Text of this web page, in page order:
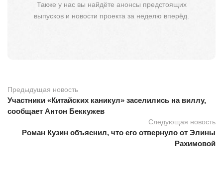
Также у нас вы найдёте анонсы предстоящих
выпусков и новости проекта за неделю вперёд.
Предыдущая новость
Участники «Китайских каникул» заселились на виллу,
сообщает Антон Беккужев
Следующая новость
Роман Кузин объяснил, что его отвернуло от Элины
Рахимовой